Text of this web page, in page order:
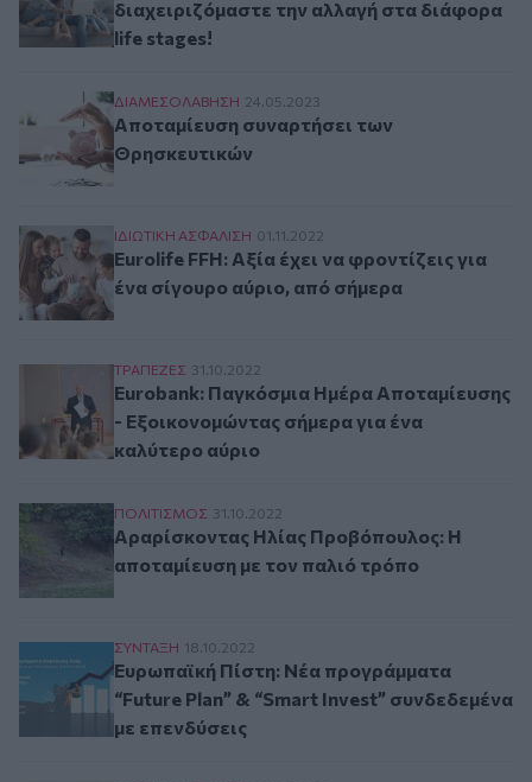
διαχειριζόμαστε την αλλαγή στα διάφορα
life stages!
Αποταμίευση συναρτήσει των Θρησκευτικών
ΔΙΑΜΕΣΟΛAΒΗΣΗ 24.05.2023
Αποταμίευση συναρτήσει των
Θρησκευτικών
Eurolife FFH: Αξία έχει να φροντίζεις για ένα
ΙΔΙΩΤΙΚΗ ΑΣΦAΛΙΣΗ 01.11.2022
Eurolife FFH: Αξία έχει να φροντίζεις για
ένα σίγουρο αύριο, από σήμερα
Eurobank: Παγκόσμια Ημέρα Αποταμίευσης -
ΤΡAΠΕΖΕΣ 31.10.2022
Eurobank: Παγκόσμια Ημέρα Αποταμίευσης
- Εξοικονομώντας σήμερα για ένα
καλύτερο αύριο
Αραρίσκοντας Ηλίας Προβόπουλος: Η
ΠΟΛΙΤΙΣΜΟΣ 31.10.2022
Αραρίσκοντας Ηλίας Προβόπουλος: Η
αποταμίευση με τον παλιό τρόπο
Ευρωπαϊκή Πίστη: Νέα προγράμματα “Future
ΣΥΝΤΑΞΗ 18.10.2022
Ευρωπαϊκή Πίστη: Νέα προγράμματα
“Future Plan” & “Smart Invest” συνδεδεμένα
με επενδύσεις